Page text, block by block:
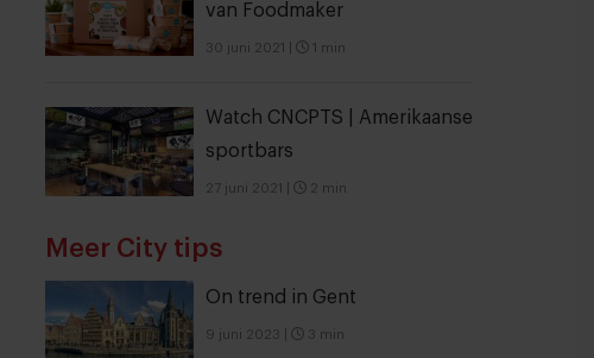
van Foodmaker
30 juni 2021 1 min
Watch CNCPTS | Amerikaanse
sportbars
27 juni 2021 2 min
Meer City tips
On trend in Gent
9 juni 2023 3 min